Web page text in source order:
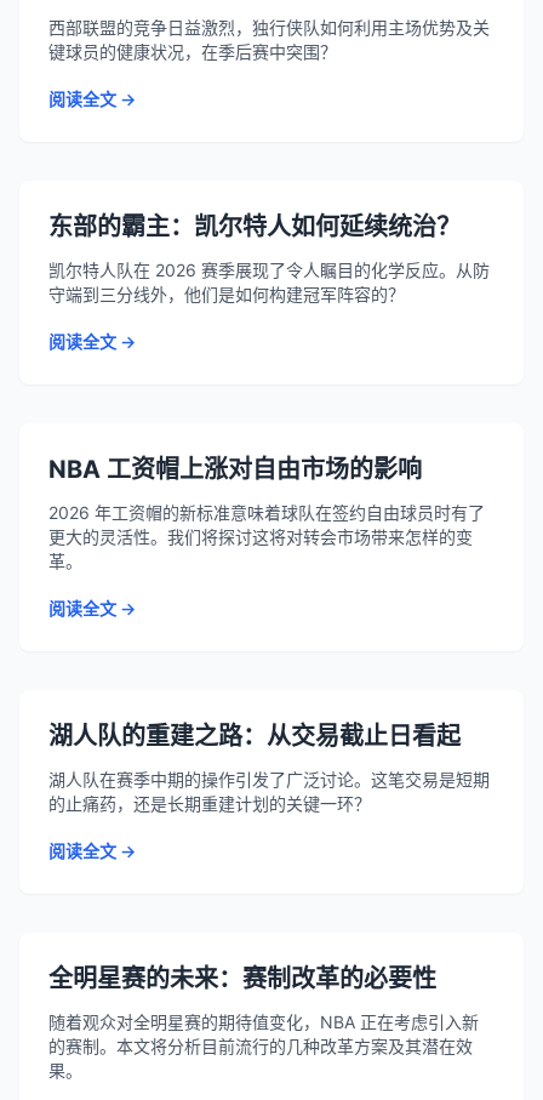
西部联盟的竞争日益激烈，独行侠队如何利用主场优势及关
键球员的健康状况，在季后赛中突围？
阅读全文 →
东部的霸主：凯尔特人如何延续统治？
凯尔特人队在 2026 赛季展现了令人瞩目的化学反应。从防
守端到三分线外，他们是如何构建冠军阵容的？
阅读全文 →
NBA 工资帽上涨对自由市场的影响
2026 年工资帽的新标准意味着球队在签约自由球员时有了
更大的灵活性。我们将探讨这将对转会市场带来怎样的变
革。
阅读全文 →
湖人队的重建之路：从交易截止日看起
湖人队在赛季中期的操作引发了广泛讨论。这笔交易是短期
的止痛药，还是长期重建计划的关键一环？
阅读全文 →
全明星赛的未来：赛制改革的必要性
随着观众对全明星赛的期待值变化，NBA 正在考虑引入新
的赛制。本文将分析目前流行的几种改革方案及其潜在效
果。